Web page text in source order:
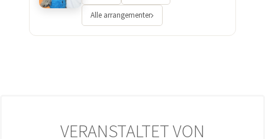
Alle arrangementer
VERANSTALTET VON